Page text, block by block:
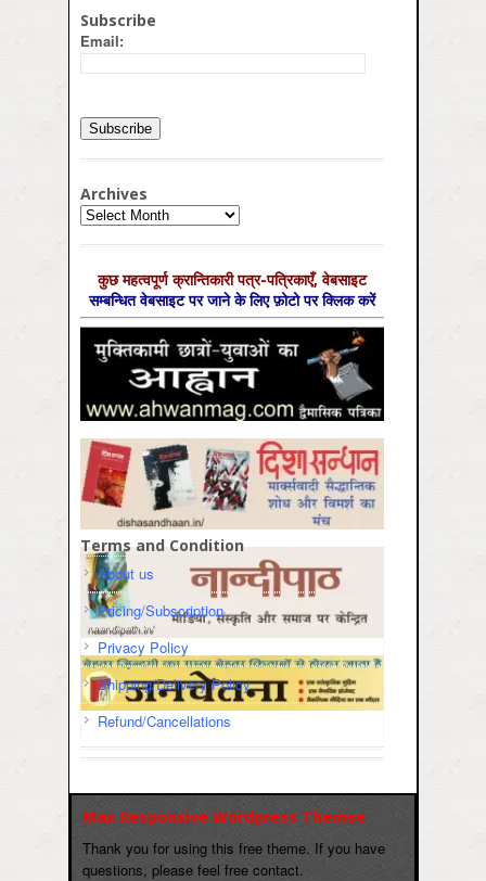
Subscribe
Email:
Archives
Archives
कुछ महत्‍वपूर्ण क्रान्तिकारी पत्र-पत्रिकाएँ, वेबसाइट
सम्‍बन्धित वेबसाइट पर जाने के लिए फ़ोटो पर क्लिक करें
Terms and Condition
About us
Pricing/Subscription
Privacy Policy
Shipping/Delivery Policy
Refund/Cancellations
Max Responsive Wordpress Themse
Thank you for using this free theme. If you have
questions, please feel free contact.